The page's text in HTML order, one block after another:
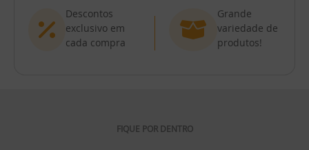
Descontos
exclusivo em
cada compra
Grande
variedade de
produtos!
FIQUE POR DENTRO